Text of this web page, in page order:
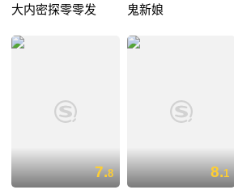
大内密探零零发 鬼新娘
7.8 8.1